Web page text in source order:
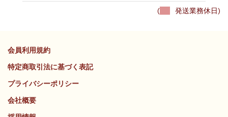
( 発送業務休日)
会員利用規約
特定商取引法に基づく表記
プライバシーポリシー
会社概要